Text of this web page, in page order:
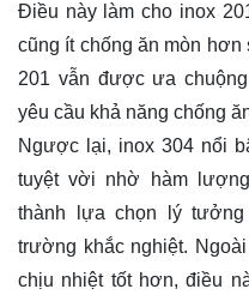
Điều này làm cho inox
cũng ít chống ăn mòn
201 vẫn được ưa
yêu cầu khả năng chống
Ngược lại, inox 304 nổi
tuyệt vời nhờ hàm
thành lựa chọn lý
trường khắc nghiệt.
chịu nhiệt tốt hơn, điều